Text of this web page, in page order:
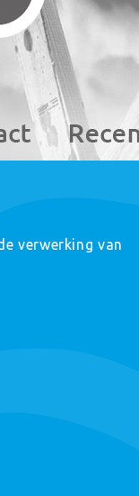
verwerking van